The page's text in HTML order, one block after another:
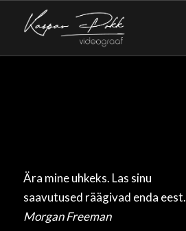
Ära mine uhkeks. Las sinu
saavutused räägivad enda eest.
Morgan Freeman